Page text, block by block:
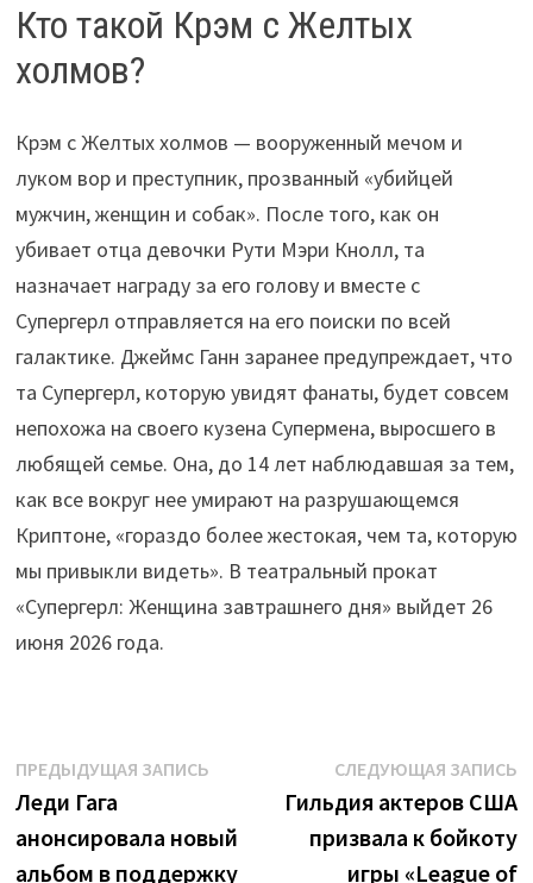
Кто такой Крэм с Желтых
холмов?
Крэм с Желтых холмов — вооруженный мечом и
луком вор и преступник, прозванный «убийцей
мужчин, женщин и собак». После того, как он
убивает отца девочки Рути Мэри Кнолл, та
назначает награду за его голову и вместе с
Супергерл отправляется на его поиски по всей
галактике. Джеймс Ганн заранее предупреждает, что
та Супергерл, которую увидят фанаты, будет совсем
непохожа на своего кузена Супермена, выросшего в
любящей семье. Она, до 14 лет наблюдавшая за тем,
как все вокруг нее умирают на разрушающемся
Криптоне, «гораздо более жестокая, чем та, которую
мы привыкли видеть». В театральный прокат
«Супергерл: Женщина завтрашнего дня» выйдет 26
июня 2026 года.
Навигация
по
записям
ПРЕДЫДУЩАЯ ЗАПИСЬПредыдущая
Леди Гага
анонсировала новый
альбом в поддержку
СЛЕДУЮЩАЯ ЗАПИСЬ
Гильдия актеров США
призвала к бойкоту
игры «League of